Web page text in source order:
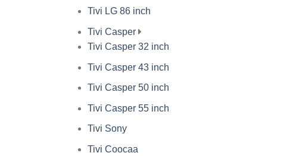
Tivi LG 86 inch
Tivi Casper
Tivi Casper 32 inch
Tivi Casper 43 inch
Tivi Casper 50 inch
Tivi Casper 55 inch
Tivi Sony
Tivi Coocaa